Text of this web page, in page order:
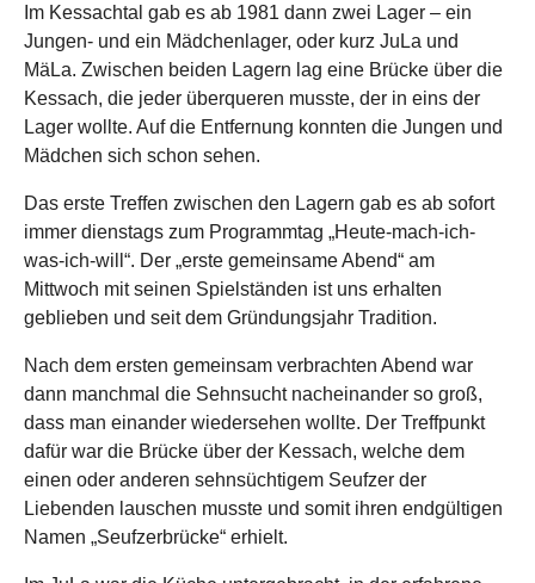
Im Kessachtal gab es ab 1981 dann zwei Lager – ein
Jungen- und ein Mädchenlager, oder kurz JuLa und
MäLa. Zwischen beiden Lagern lag eine Brücke über die
Kessach, die jeder überqueren musste, der in eins der
Lager wollte. Auf die Entfernung konnten die Jungen und
Mädchen sich schon sehen.
Das erste Treffen zwischen den Lagern gab es ab sofort
immer dienstags zum Programmtag „Heute-mach-ich-
was-ich-will“. Der „erste gemeinsame Abend“ am
Mittwoch mit seinen Spielständen ist uns erhalten
geblieben und seit dem Gründungsjahr Tradition.
Nach dem ersten gemeinsam verbrachten Abend war
dann manchmal die Sehnsucht nacheinander so groß,
dass man einander wiedersehen wollte. Der Treffpunkt
dafür war die Brücke über der Kessach, welche dem
einen oder anderen sehnsüchtigem Seufzer der
Liebenden lauschen musste und somit ihren endgültigen
Namen „Seufzerbrücke“ erhielt.